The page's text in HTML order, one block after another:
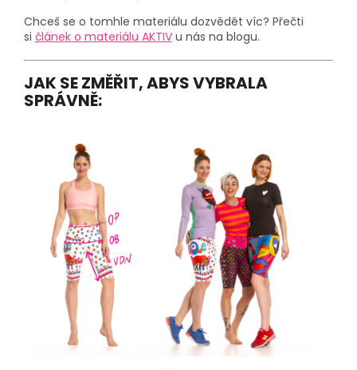
Chceš se o tomhle materiálu dozvědět víc? Přečti
si článek o materiálu AKTIV u nás na blogu.
JAK SE ZMĚŘIT, ABYS VYBRALA
SPRÁVNĚ: